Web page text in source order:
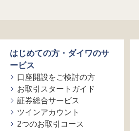
はじめての方・ダイワのサ
ービス
口座開設をご検討の方
お取引スタートガイド
証券総合サービス
ツインアカウント
2つのお取引コース